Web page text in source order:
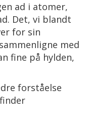
ad i atomer,
Det, vi blandt
for sin
med
fine på hylden,
forståelse